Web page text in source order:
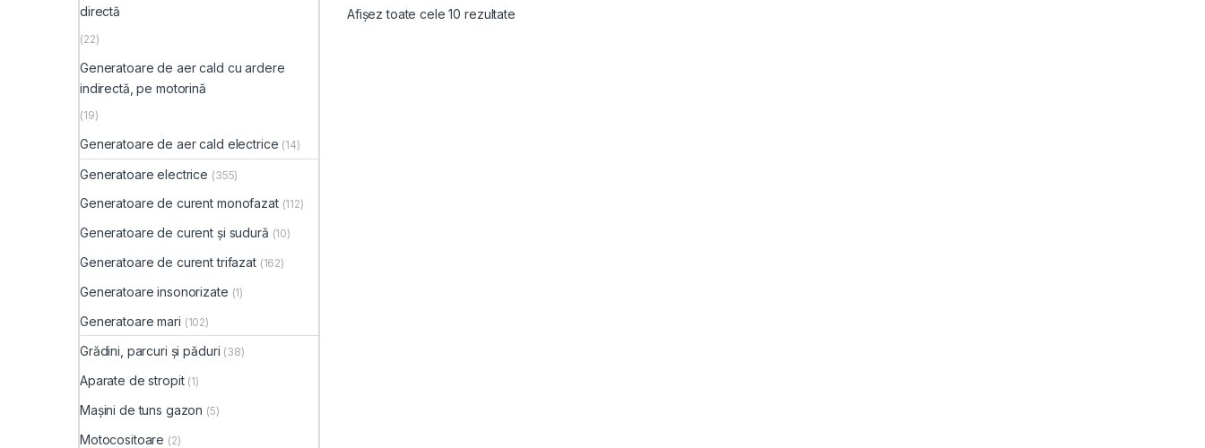
Afișez toate cele 10 rezultateSortat după popularitate
directă
(22)
Generatoare de aer cald cu ardere
indirectă, pe motorină
(19)
Generatoare de aer cald electrice (14)
Generatoare electrice (355)
Generatoare de curent monofazat (112)
Generatoare de curent și sudură (10)
Generatoare de curent trifazat (162)
Generatoare insonorizate (1)
Generatoare mari (102)
Grădini, parcuri și păduri (38)
Aparate de stropit (1)
Mașini de tuns gazon (5)
Motocositoare (2)